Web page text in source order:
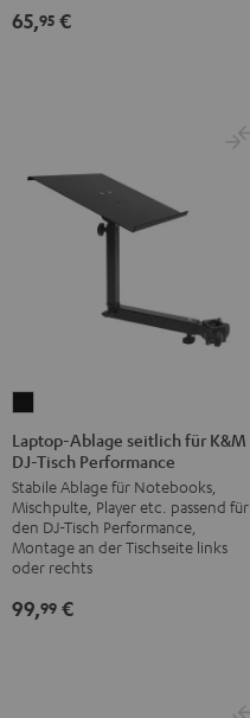
65,95 €
Ablage
seitlich
für
K&M
DJ-
Tisch
Performance
Laptop-Ablage seitlich für K&M
DJ-Tisch Performance
Stabile Ablage für Notebooks,
Mischpulte, Player etc. passend für
den DJ-Tisch Performance,
Montage an der Tischseite links
oder rechts
99,99 €